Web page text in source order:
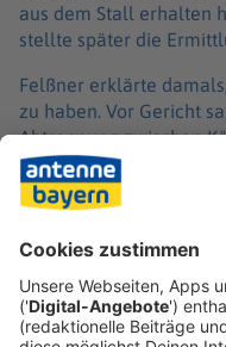
aus dem Stall erhalten
stellte später die
Felßner erklärte
zu haben. Vor Gericht
Abtrennung zwischen
Behörde gegen
Die Kälber, die auf den
zu sehen gewesen
schlechter Tierhaltung.